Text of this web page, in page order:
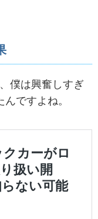
僕は興奮しすぎ
ですよね。